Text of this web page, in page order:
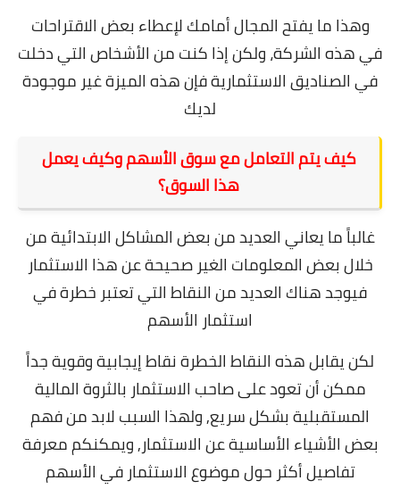
وهذا ما يفتح المجال أمامك لإعطاء بعض الاقتراحات
في هذه الشركة، ولكن إذا كنت من الأشخاص التي دخلت
في الصناديق الاستثمارية فإن هذه الميزة غير موجودة
لديك
كيف يتم التعامل مع سوق الأسهم وكيف يعمل
هذا السوق؟
غالباً ما يعاني العديد من بعض المشاكل الابتدائية من
خلال بعض المعلومات الغير صحيحة عن هذا الاستثمار
فيوجد هناك العديد من النقاط التي تعتبر خطرة في
استثمار الأسهم
لكن يقابل هذه النقاط الخطرة نقاط إيجابية وقوية جداً
ممكن أن تعود على صاحب الاستثمار بالثروة المالية
المستقبلية بشكل سريع, ولهذا السبب لابد من فهم
بعض الأشياء الأساسية عن الاستثمار, ويمكنكم معرفة
تفاصيل أكثر حول موضوعالاستثمار في الأسهم